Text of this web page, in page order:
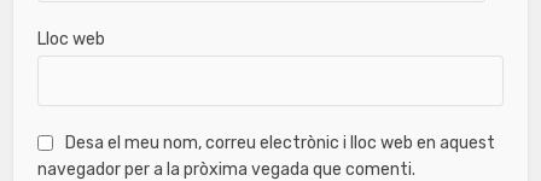
Lloc web
Desa el meu nom, correu electrònic i lloc web en aquest
navegador per a la pròxima vegada que comenti.